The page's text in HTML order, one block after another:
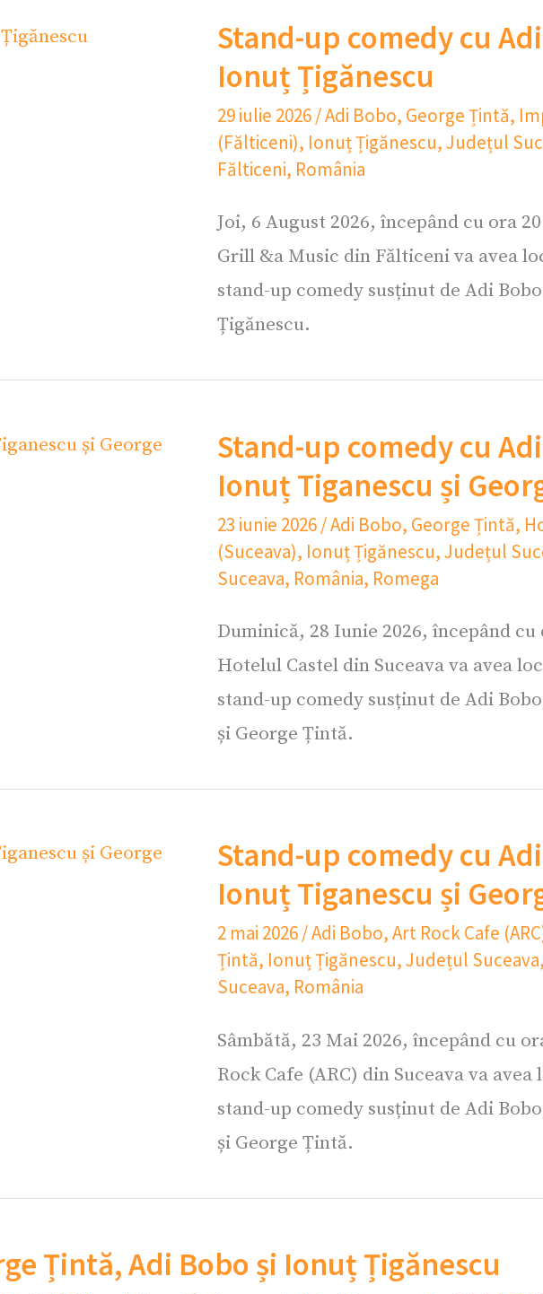
Stand-up comedy cu
Ionuț Țigănescu
29 iulie 2026/Adi Bobo, George Țintă,
(Fălticeni), Ionuț Țigănescu,Județul
Fălticeni, România
Joi, 6 August 2026, începând cu ora
Grill &a Music din Fălticeni va avea
stand-up comedy susținut de Adi
Țigănescu.
Stand-up comedy cu
Ionuț Tiganescu și
23 iunie 2026/Adi Bobo, George Țintă,
(Suceava), Ionuț Țigănescu,Județul
Suceava, România, Romega
Duminică, 28 Iunie 2026, începând cu
Hotelul Castel din Suceava va avea
stand-up comedy susținut de Adi
și George Țintă.
Stand-up comedy cu
Ionuț Tiganescu și
2 mai 2026/Adi Bobo,Art Rock Cafe
Țintă, Ionuț Țigănescu,Județul Suceava,
Suceava, România
Sâmbătă, 23 Mai 2026, începând cu
Rock Cafe (ARC) din Suceava va
stand-up comedy susținut de Adi
și George Țintă.
Țintă, Adi Bobo și Ionuț Țigănescu